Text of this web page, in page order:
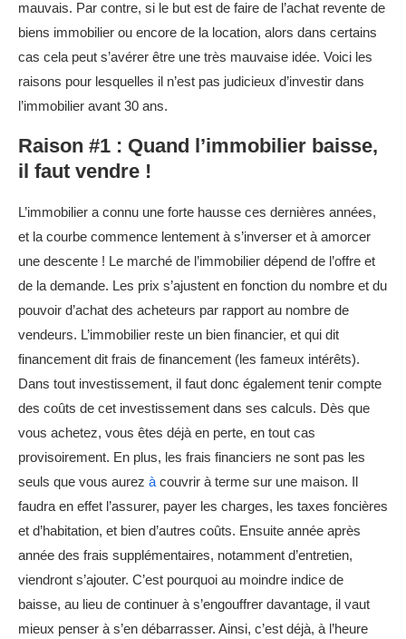
mauvais. Par contre, si le but est de faire de l’achat revente de
biens immobilier ou encore de la location, alors dans certains
cas cela peut s’avérer être une très mauvaise idée. Voici les
raisons pour lesquelles il n’est pas judicieux d’investir dans
l’immobilier avant 30 ans.
Raison #1 : Quand l’immobilier baisse,
il faut vendre !
L’immobilier a connu une forte hausse ces dernières années,
et la courbe commence lentement à s’inverser et à amorcer
une descente ! Le marché de l’immobilier dépend de l’offre et
de la demande. Les prix s’ajustent en fonction du nombre et du
pouvoir d’achat des acheteurs par rapport au nombre de
vendeurs. L’immobilier reste un bien financier, et qui dit
financement dit frais de financement (les fameux intérêts).
Dans tout investissement, il faut donc également tenir compte
des coûts de cet investissement dans ses calculs. Dès que
vous achetez, vous êtes déjà en perte, en tout cas
provisoirement. En plus, les frais financiers ne sont pas les
seuls que vous aurez à couvrir à terme sur une maison. Il
faudra en effet l’assurer, payer les charges, les taxes foncières
et d’habitation, et bien d’autres coûts. Ensuite année après
année des frais supplémentaires, notamment d’entretien,
viendront s’ajouter. C’est pourquoi au moindre indice de
baisse, au lieu de continuer à s’engouffrer davantage, il vaut
mieux penser à s’en débarrasser. Ainsi, c’est déjà, à l’heure